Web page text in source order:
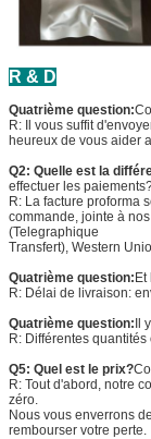
R & D
Quatrième question:
R: Il vous suffit
heureux de vous aider
Q2: Quelle est la
effectuer les
R: La facture proforma
commande, jointe à
(Telegraphique
Transfert), Western
Quatrième question:Et
R: Délai de livraison:
Quatrième question:Il
R: Différentes quantités
Q5: Quel est le prix?
R: Tout d'abord, notre
zéro.
Nous vous enverrons
rembourser votre perte.